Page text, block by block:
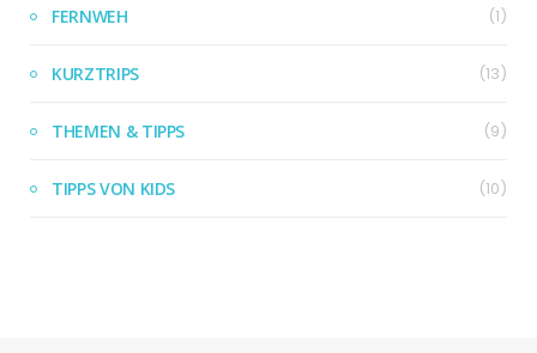
FERNWEH (1)
KURZTRIPS (13)
THEMEN & TIPPS (9)
TIPPS VON KIDS (10)